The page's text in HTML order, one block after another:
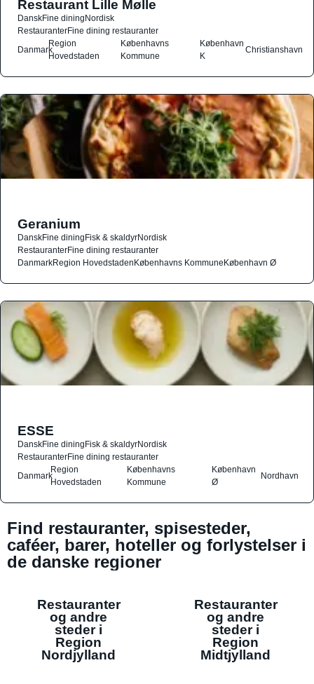
Restaurant Lille Mølle
DanskFine diningNordisk
RestauranterFine dining restauranter
Danmark
Region
Hovedstaden
Københavns
Kommune
København
K
Christianshavn
Geranium
DanskFine diningFisk & skaldyrNordisk
RestauranterFine dining restauranter
DanmarkRegion HovedstadenKøbenhavns KommuneKøbenhavn Ø
ESSE
DanskFine diningFisk & skaldyrNordisk
RestauranterFine dining restauranter
Danmark
Region
Hovedstaden
Københavns
Kommune
København
Ø
Nordhavn
Find restauranter, spisesteder,
caféer, barer, hoteller og forlystelser i
de danske regioner
Restauranter
og andre
steder i
Region
Nordjylland
Restauranter
og andre
steder i
Region
Midtjylland